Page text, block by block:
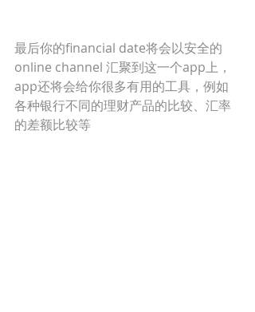
最后你的financial date将会以安全的
online channel 汇聚到这一个app上，
app还将会给你很多有用的工具，例如
各种银行不同的理财产品的比较、汇率
的差额比较等